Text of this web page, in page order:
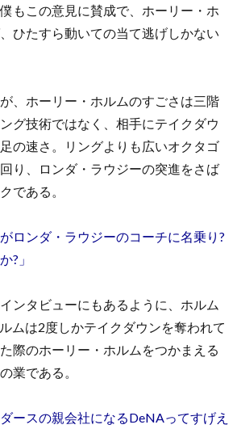
もこの意見に賛成で、ホーリー・ホ
ひたすら動いての当て逃げしかない
、ホーリー・ホルムのすごさは三階
グ技術ではなく、相手にテイクダウ
の速さ。リングよりも広いオクタゴ
り、ロンダ・ラウジーの突進をさば
である。
ロンダ・ラウジーのコーチに名乗り?
?」
ンタビューにもあるように、ホルム
ムは2度しかテイクダウンを奪われて
際のホーリー・ホルムをつかまえる
業である。
ースの親会社になるDeNAってすげえ